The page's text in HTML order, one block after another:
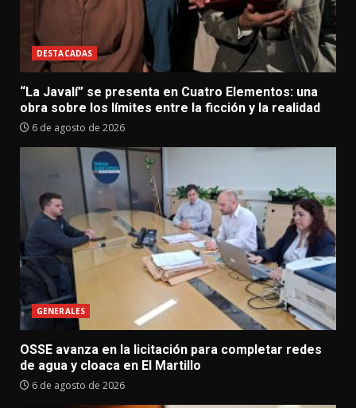
DESTACADAS
“La Javalí” se presenta en Cuatro Elementos: una
obra sobre los límites entre la ficción y la realidad
6 de agosto de 2026
GENERALES
OSSE avanza en la licitación para completar redes
de agua y cloaca en El Martillo
6 de agosto de 2026